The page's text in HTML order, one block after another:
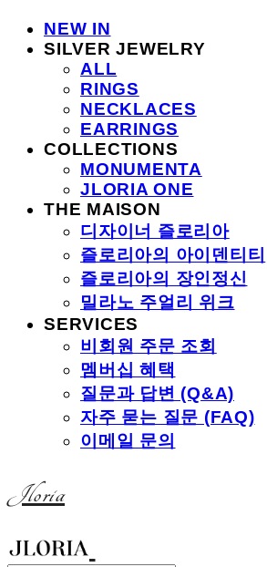
NEW IN
SILVER JEWELRY
ALL
RINGS
NECKLACES
EARRINGS
COLLECTIONS
MONUMENTA
JLORIA ONE
THE MAISON
디자이너 즐로리아
즐로리아의 아이덴티티
즐로리아의 장인정신
밀라노 주얼리 위크
SERVICES
비회원 주문 조회
멤버십 혜택
질문과 답변 (Q&A)
자주 묻는 질문 (FAQ)
이메일 문의
Jloria